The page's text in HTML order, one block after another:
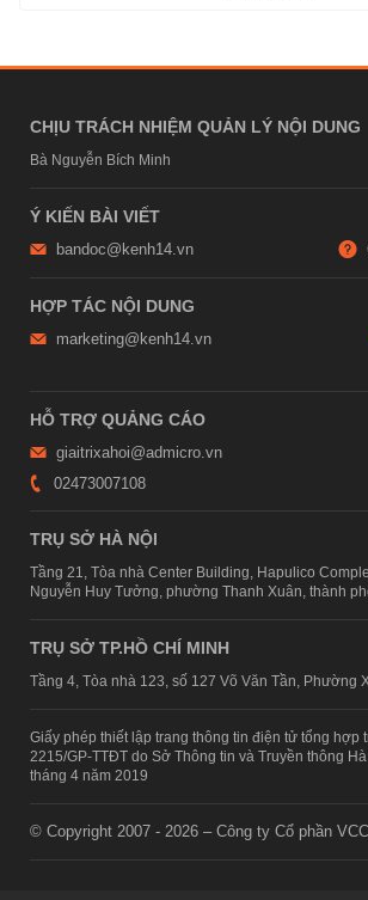
CHỊU TRÁCH NHIỆM QUẢN LÝ NỘI DUNG
Bà Nguyễn Bích Minh
Ý KIẾN BÀI VIẾT
bandoc@kenh14.vn
HỢP TÁC NỘI DUNG
marketing@kenh14.vn
HỖ TRỢ QUẢNG CÁO
giaitrixahoi@admicro.vn
02473007108
TRỤ SỞ HÀ NỘI
Tầng 21, Tòa nhà Center Building, Hapulico
Nguyễn Huy Tưởng, phường Thanh Xuân, thành
TRỤ SỞ TP.HỒ CHÍ MINH
Tầng 4, Tòa nhà 123, số 127 Võ Văn Tần, Phường
Giấy phép thiết lập trang thông tin điện tử tổng hợp
2215/GP-TTĐT do Sở Thông tin và Truyền thông
tháng 4 năm 2019
© Copyright 2007 - 2026 – Công ty Cổ phần